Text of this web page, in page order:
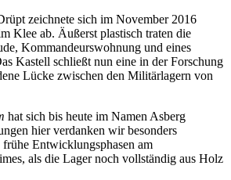
zeichnete sich im November 2016
Klee ab. Äußerst plastisch traten die
Kommandeurswohnung und eines
Kastell schließt nun eine in der Forschung
Lücke zwischen den Militärlagern von
hat sich bis heute im Namen Asberg
hier verdanken wir besonders
Entwicklungsphasen am
als die Lager noch vollständig aus Holz